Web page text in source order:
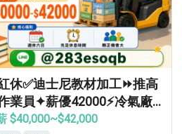
休✅迪士尼教材加工⏩推高
業員✦薪優42000⚡冷氣廠
轉正機會大
$40,000~$42,000